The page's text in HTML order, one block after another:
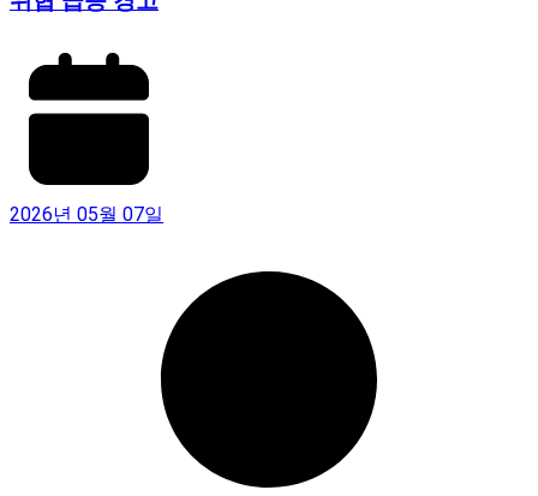
2026년 05월 07일